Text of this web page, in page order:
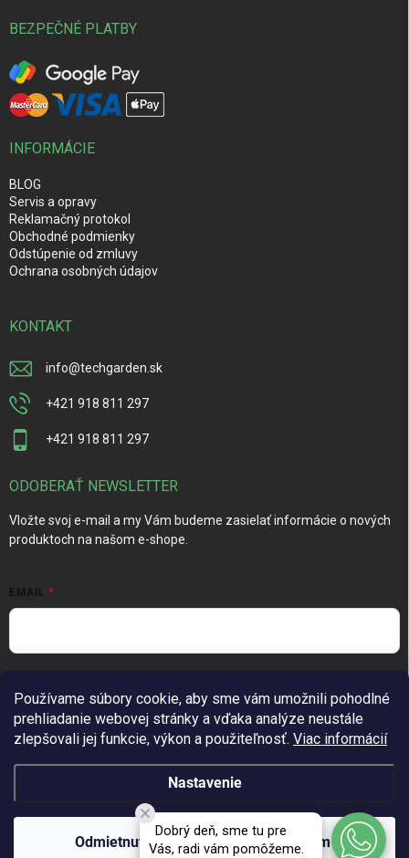
Používame súbory cookie, aby sme vám umožnili pohodlné
prehliadanie webovej stránky a vďaka analýze neustále
zlepšovali jej funkcie, výkon a použiteľnosť. Viac informácií
Nastavenie
Odmietnuť Súhlasím
BEZPEČNÉ PLATBY
INFORMÁCIE
BLOG
Servis a opravy
Reklamačný protokol
Obchodné podmienky
Odstúpenie od zmluvy
Ochrana osobných údajov
KONTAKT
info@techgarden.sk
+421 918 811 297
+421 918 811 297
ODOBERAŤ NEWSLETTER
Vložte svoj e-mail a my Vám budeme zasielať informácie o nových
produktoch na našom e-shope.
EMAIL
údajov
Prihlásiť sa
Copyright 2026TechGarden.sk . Všetky práva vyhradené.Upraviť
nastavenie cookies
Dobrý deň, sme tu pre
Vás, radi vám pomôžeme.